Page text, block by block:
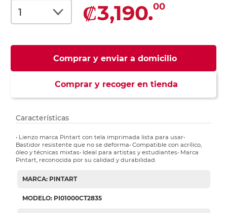
₡3,190.00
Comprar y enviar a domicilio
Comprar y recoger en tienda
Características
• Lienzo marca Pintart con tela imprimada lista para usar•
Bastidor resistente que no se deforma• Compatible con acrílico,
óleo y técnicas mixtas• Ideal para artistas y estudiantes• Marca
Pintart, reconocida por su calidad y durabilidad.
MARCA: PINTART
MODELO: PI01000CT2835